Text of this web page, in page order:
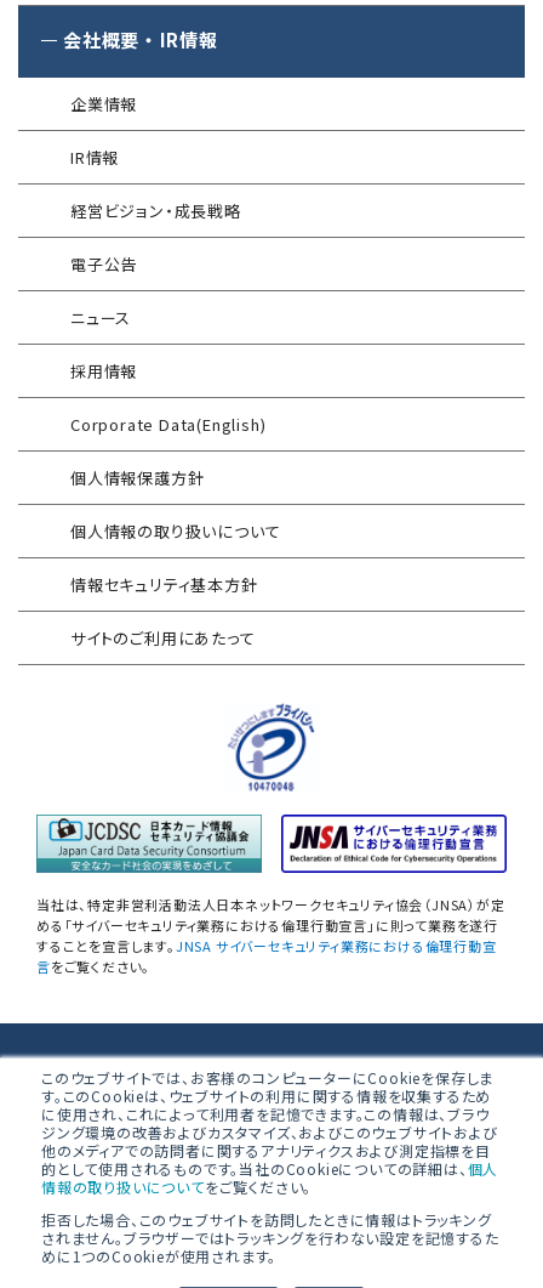
このウェブサイトでは、お客様のコンピューターにCookieを保存しま
す。このCookieは、ウェブサイトの利用に関する情報を収集するため
に使用され、これによって利用者を記憶できます。この情報は、ブラウ
ジング環境の改善およびカスタマイズ、およびこのウェブサイトおよび
他のメディアでの訪問者に関するアナリティクスおよび測定指標を目
的として使用されるものです。当社のCookieについての詳細は、 個人
情報の取り扱いについてをご覧ください。
拒否した場合、このウェブサイトを訪問したときに情報はトラッキング
されません。ブラウザーではトラッキングを行わない設定を記憶するた
めに1つのCookieが使用されます。
プレリミナリーサーベイ
「サプライチェーン強化に向けたセキュリティ対策評価制度」
運用開始に備えた事前対策支援サービス
インシデント対応訓練
インシデント対応訓練シミュレーター
情報セキュリティリスクアセスメント
FISCガイドライン準拠対応支援サービス
地方公共団体向け 情報セキュリティ
セルフアセスメント
産業制御システム向けリスクアセスメント
EC加盟店様向け セキュリティ・チェックリスト
対応アセスメントサービス
自己問診型 個人情報に関わる
情報セキュリティアセスメント
情報セキュリティ
自己点検アンケートサービス
NIST SP800-171 サプライチェーン
情報セキュリティアセスメント
データベース設定評価
無線LAN調査
「防衛産業サイバーセキュリティ基準」
準拠支援
PCI 準拠支援／オンサイト評価
アタックサーフェス調査
SQAT with Swift Delivery
Managed Security Service for AWS
WAF運用
G-MDR
インターネット分離クラウド
SIEM運用／分析
Splunk自動遮断連携
エンドポイントセキュリティ EDR-MSS
Security-First Aidサービス
セキュアメール
AAMSマルウェア・プロテクト
セキュリティログ分析／活用支援
サイバープロテクション（CP）
SQAT セキュリティレポート
SQAT®情報セキュリティ瓦版
導入事例
技術情報／コラム
会社概要 ・ IR情報
企業情報
IR情報
経営ビジョン・成長戦略
電子公告
ニュース
採用情報
Corporate Data(English)
個人情報保護方針
個人情報の取り扱いについて
情報セキュリティ基本方針
サイトのご利用にあたって
当社は、特定非営利活動法人日本ネットワークセキュリティ協会（JNSA）が定
める「サイバーセキュリティ業務における倫理行動宣言」に則って業務を遂行
することを宣言します。JNSA サイバーセキュリティ業務における倫理行動宣
言をご覧ください。
株式会社ブロードバンドセキュリティ
〒160-0023 東京都新宿区西新宿8-5-1 野村不動産西新宿共同ビ
ル 4F
© BroadBand Security, Inc.